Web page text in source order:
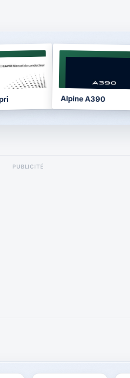
Alpine A390
PUBLICITÉ